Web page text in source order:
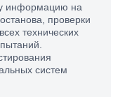
информацию на
проверки
технических
систем